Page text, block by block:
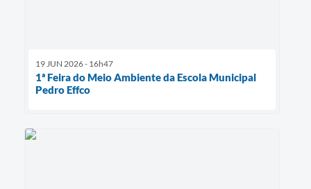
19 JUN 2026 - 16h47
1ª Feira do Meio Ambiente da Escola Municipal
Pedro Effco